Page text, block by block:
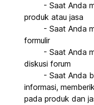
- Saat Anda
produk atau jasa
- Saat Anda
formulir
- Saat Anda
diskusi forum
- Saat Anda
informasi,
pada produk dan